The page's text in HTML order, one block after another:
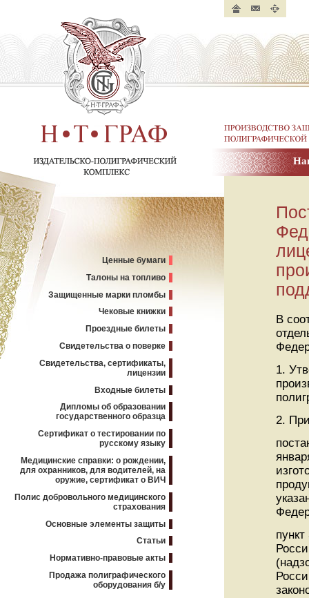
Н. Т. ГРАФ.
Издательско-полиграфический
комплекс
Производство
полиграфической
В
1.
2.
Ценные бумаги
Талоны на топливо
Защищенные марки пломбы
Чековые книжки
Проездные билеты
Свидетельства о поверке
Свидетельства, сертификаты,
лицензии
Входные билеты
Дипломы об образовании
государственного образца
Сертификат о тестировании по
русскому языку
Медицинские справки: о рождении,
для охранников, для водителей, на
оружие, сертификат о ВИЧ
Полис добровольного медицинского
страхования
Основные элементы защиты
Статьи
Нормативно-правовые акты
Продажа полиграфического
оборудования б/у
страница
сайта